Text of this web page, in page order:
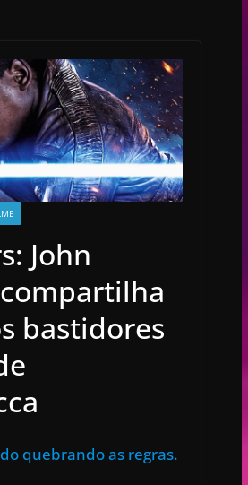
John
bastidores
quebrando as regras.